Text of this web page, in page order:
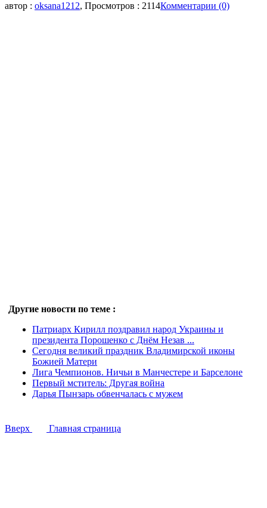
автор : oksana1212, Просмотров : 2114Комментарии (0)
Другие новости по теме :
Патриарх Кирилл поздравил народ Украины и
президента Порошенко с Днём Незав ...
Сегодня великий праздник Владимирской иконы
Божией Матери
Лига Чемпионов. Ничьи в Манчестере и Барселоне
Первый мститель: Другая война
Дарья Пынзарь обвенчалась с мужем
Вверх Главная страница